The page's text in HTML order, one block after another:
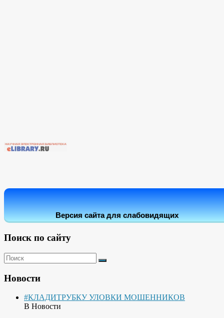
Версия сайта для слабовидящих
Поиск по сайту
Новости
#КЛАДИТРУБКУ УЛОВКИ МОШЕННИКОВ
В Новости